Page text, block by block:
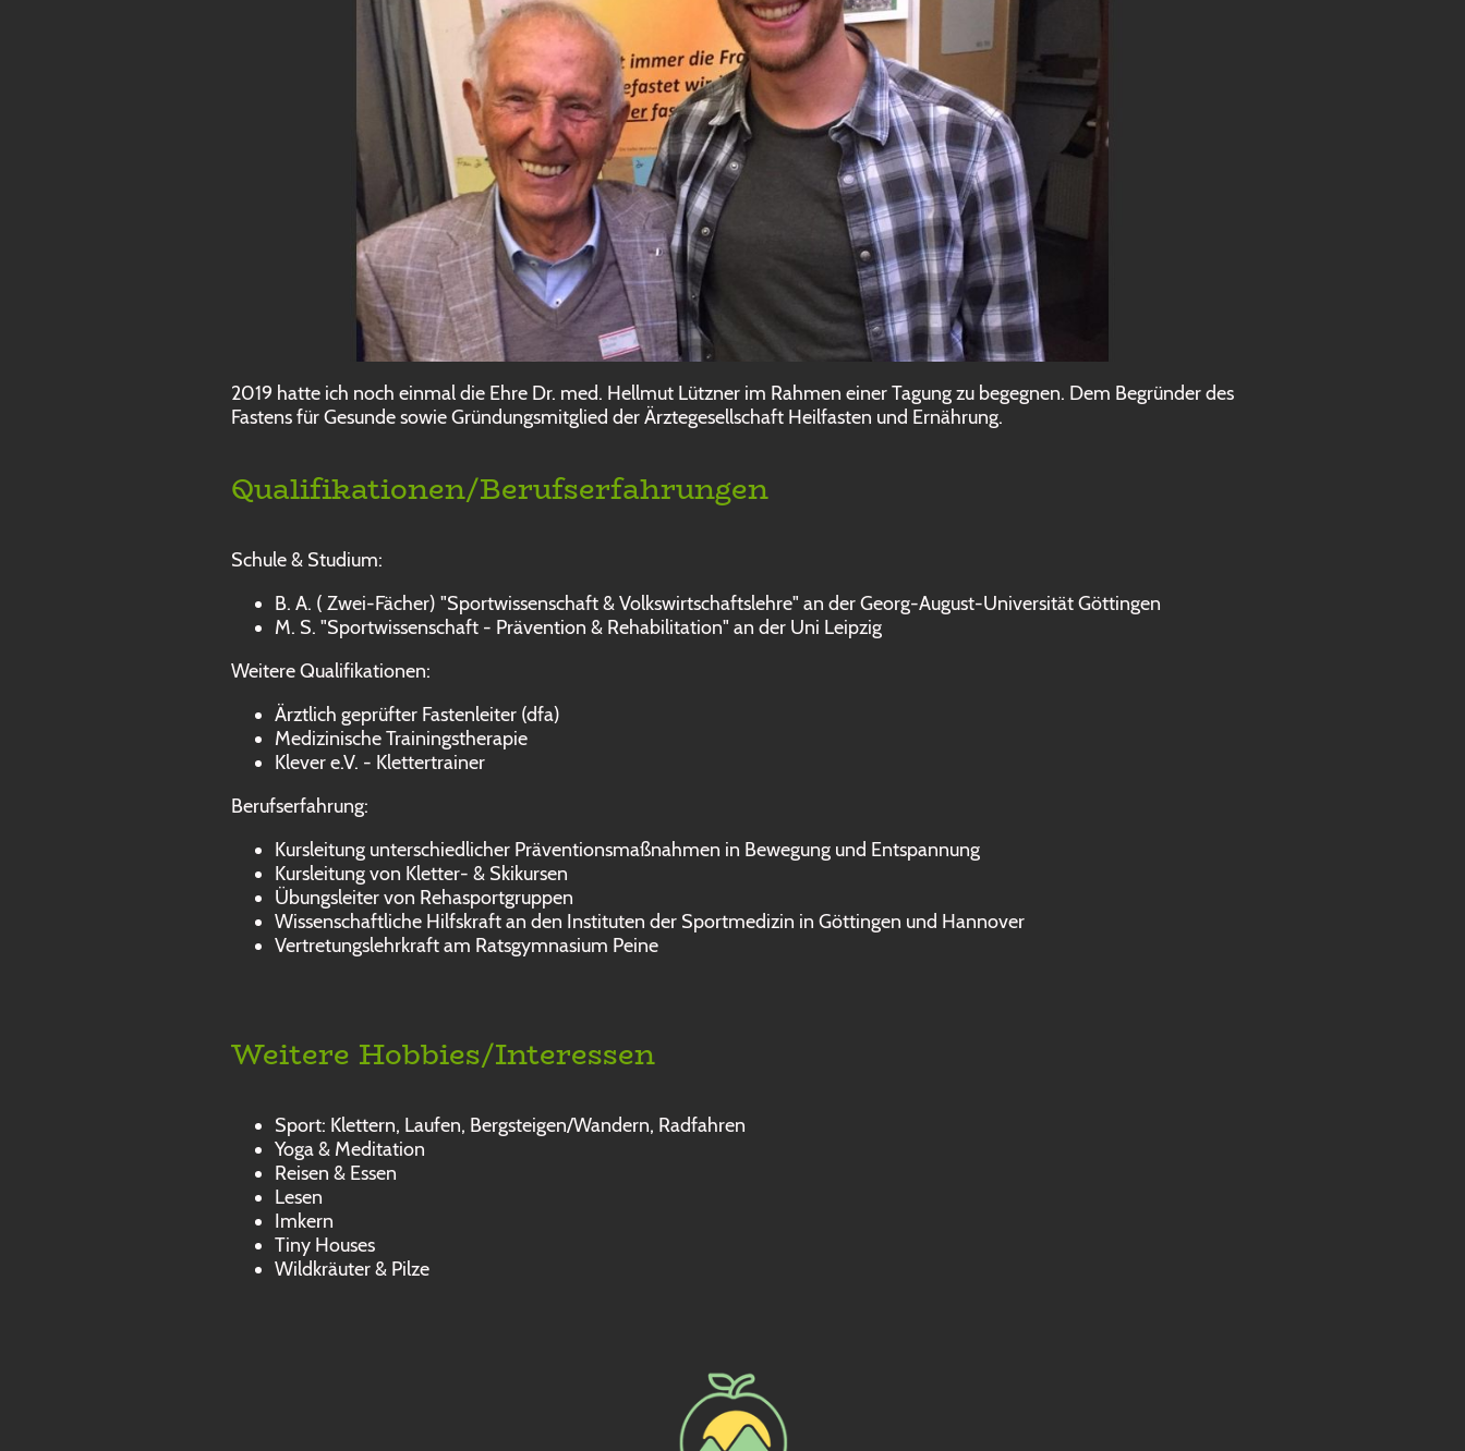
2019 hatte ich noch einmal die Ehre Dr. med. Hellmut Lützner im Rahmen einer Tagung zu begegnen. Dem Begründer des
Fastens für Gesunde sowie Gründungsmitglied der Ärztegesellschaft Heilfasten und Ernährung.
Qualifikationen/Berufserfahrungen
Schule & Studium:
B. A. ( Zwei-Fächer) "Sportwissenschaft & Volkswirtschaftslehre" an der Georg-August-Universität Göttingen
M. S. "Sportwissenschaft - Prävention & Rehabilitation" an der Uni Leipzig
Weitere Qualifikationen:
Ärztlich geprüfter Fastenleiter (dfa)
Medizinische Trainingstherapie
Klever e.V. - Klettertrainer
Berufserfahrung:
Kursleitung unterschiedlicher Präventionsmaßnahmen in Bewegung und Entspannung
Kursleitung von Kletter- & Skikursen
Übungsleiter von Rehasportgruppen
Wissenschaftliche Hilfskraft an den Instituten der Sportmedizin in Göttingen und Hannover
Vertretungslehrkraft am Ratsgymnasium Peine
Weitere Hobbies/Interessen
Sport: Klettern, Laufen, Bergsteigen/Wandern, Radfahren
Yoga & Meditation
Reisen & Essen
Lesen
Imkern
Tiny Houses
Wildkräuter & Pilze